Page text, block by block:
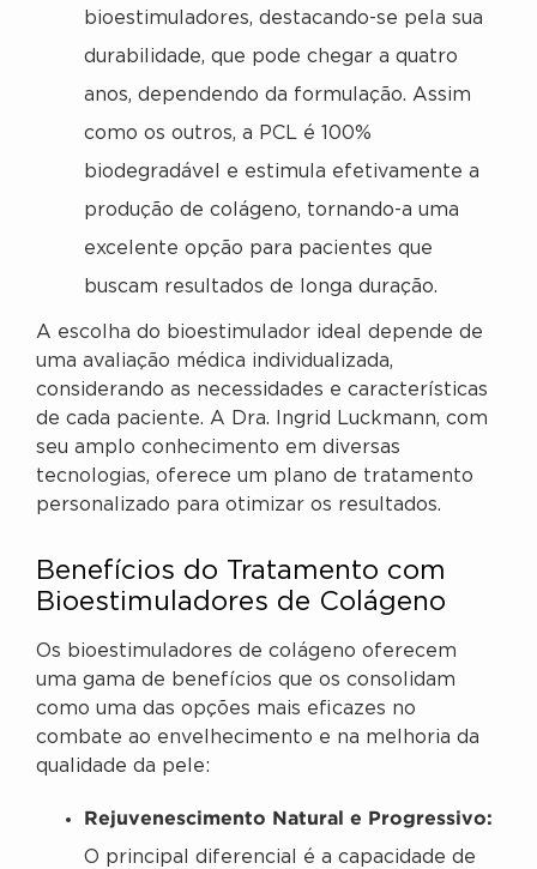
bioestimuladores, destacando-se pela sua
durabilidade, que pode chegar a quatro
anos, dependendo da formulação. Assim
como os outros, a PCL é 100%
biodegradável e estimula efetivamente a
produção de colágeno, tornando-a uma
excelente opção para pacientes que
buscam resultados de longa duração.
A escolha do bioestimulador ideal depende de
uma avaliação médica individualizada,
considerando as necessidades e características
de cada paciente. A Dra. Ingrid Luckmann, com
seu amplo conhecimento em diversas
tecnologias, oferece um plano de tratamento
personalizado para otimizar os resultados.
Benefícios do Tratamento com
Bioestimuladores de Colágeno
Os bioestimuladores de colágeno oferecem
uma gama de benefícios que os consolidam
como uma das opções mais eficazes no
combate ao envelhecimento e na melhoria da
qualidade da pele:
Rejuvenescimento Natural e Progressivo:
O principal diferencial é a capacidade de